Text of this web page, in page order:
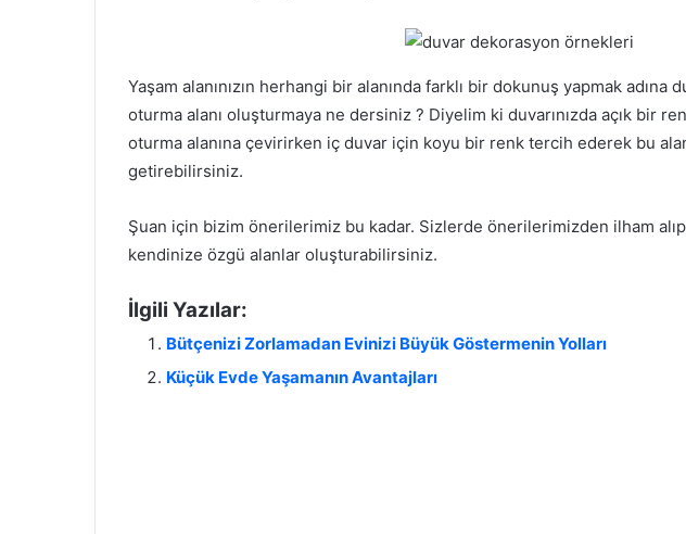
Yaşam alanınızın herhangi bir alanında farklı bir dokunuş yapmak
oturma alanı oluşturmaya ne dersiniz ? Diyelim ki duvarınızda açık bir
oturma alanına çevirirken iç duvar için koyu bir renk tercih ederek bu
getirebilirsiniz.
Şuan için bizim önerilerimiz bu kadar. Sizlerde önerilerimizden ilham
kendinize özgü alanlar oluşturabilirsiniz.
İlgili Yazılar:
Bütçenizi Zorlamadan Evinizi Büyük Göstermenin Yolları
Küçük Evde Yaşamanın Avantajları